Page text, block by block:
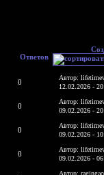
Ответов
0
Автор:
12.02.2026 -
0
Автор:
09.02.2026 -
0
Автор:
09.02.2026 -
0
Автор:
09.02.2026 -
Автор: